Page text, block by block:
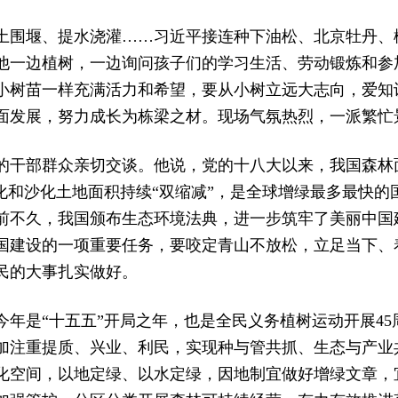
围堰、提水浇灌……习近平接连种下油松、北京牡丹、
一边植树，一边询问孩子们的学习生活、劳动锻炼和
树苗一样充满活力和希望，要从小树立远大志向，爱
发展，努力成长为栋梁之材。现场气氛热烈，一派繁忙
干部群众亲切交谈。他说，党的十八大以来，我国森
和沙化土地面积持续“双缩减”，是全球增绿最多最快的
不久，我国颁布生态环境法典，进一步筑牢了美丽中
建设的一项重要任务，要咬定青山不放松，立足当下
大事扎实做好。
年是“十五五”开局之年，也是全民义务植树运动开展
注重提质、兴业、利民，实现种与管共抓、生态与产
空间，以地定绿、以水定绿，因地制宜做好增绿文章